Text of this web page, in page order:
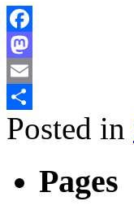
Facebook
Mastodon
Email
Share
Posted in
Pages